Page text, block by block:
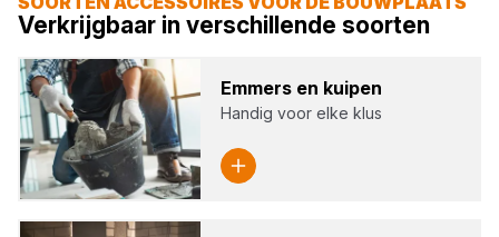
Verkrijgbaar in verschillende soorten
Emmers en kui­pen
Handig voor elke klus